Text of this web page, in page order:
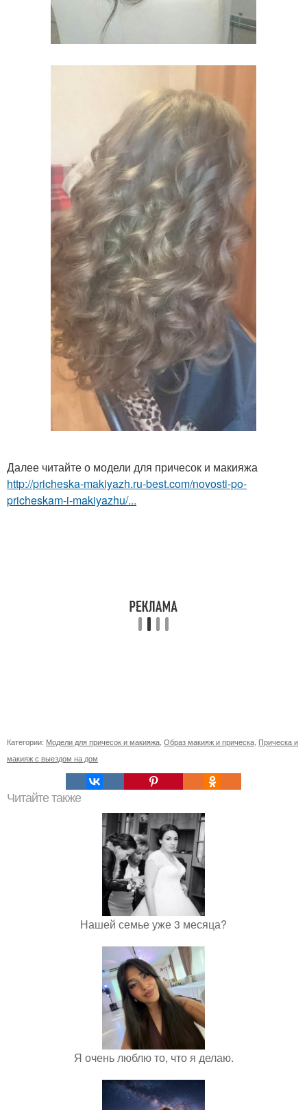
Далее читайте о модели для причесок и макияжа
http://pricheska-makiyazh.ru-best.com/novosti-po-
pricheskam-i-makiyazhu/...
Категории: Модели для причесок и макияжа, Образ макияж и прическа, Прическа и
макияж с выездом на дом
Читайте также
Нашей семье уже 3 месяца?
Я очень люблю то, что я делаю.